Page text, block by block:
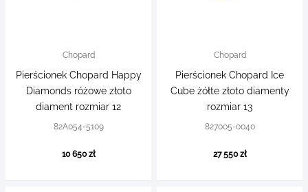
Chopard
Pierścionek Chopard Happy
Diamonds różowe złoto
diament rozmiar 12
82A054-5109
10 650 zł
Chopard
Pierścionek Chopard Ice
Cube żółte złoto diamenty
rozmiar 13
827005-0040
27 550 zł